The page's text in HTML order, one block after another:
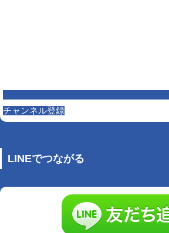
チャンネル登録
LINEでつながる